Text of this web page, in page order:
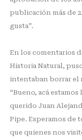
publicación más de
gusta”.
En los comentarios
Historia Natural,
intentaban borrar el
“Bueno, acá
querido Juan
Pipe. Esperamos de
que quienes nos